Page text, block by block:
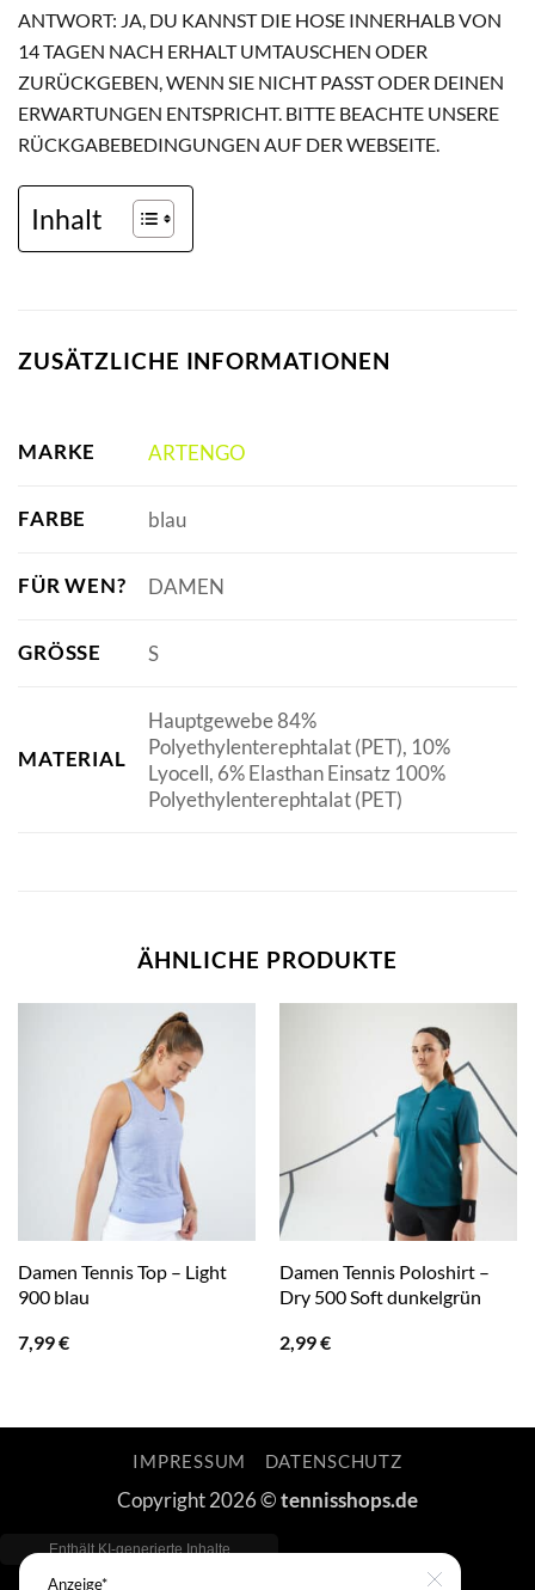
ANTWORT: JA, DU KANNST DIE HOSE INNERHALB VON
14 TAGEN NACH ERHALT UMTAUSCHEN ODER
ZURÜCKGEBEN, WENN SIE NICHT PASST ODER DEINEN
ERWARTUNGEN ENTSPRICHT. BITTE BEACHTE UNSERE
RÜCKGABEBEDINGUNGEN AUF DER WEBSEITE.
Inhalt
ZUSÄTZLICHE INFORMATIONEN
MARKE ARTENGO
FARBE blau
FÜR WEN? DAMEN
GRÖSSE S
MATERIAL
Hauptgewebe 84%
Polyethylenterephtalat (PET), 10%
Lyocell, 6% Elasthan Einsatz 100%
Polyethylenterephtalat (PET)
ÄHNLICHE PRODUKTE
Damen Tennis Top – Light
900 blau
7,99€
Damen Tennis Poloshirt –
Dry 500 Soft dunkelgrün
2,99€
IMPRESSUM DATENSCHUTZ
Copyright 2026 ©tennisshops.de
Anzeige*